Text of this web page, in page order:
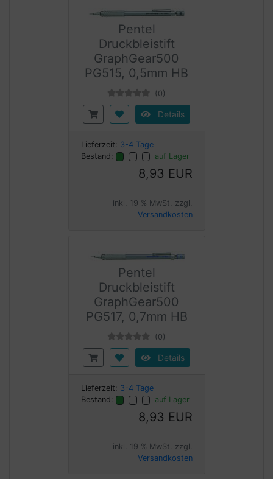
Pentel
Druckbleistift
GraphGear500
PG515, 0,5mm HB
(0)
Details
Lieferzeit: 3-4 Tage
Bestand:
auf Lager
8,93 EUR
inkl. 19 % MwSt. zzgl.
Versandkosten
Pentel
Druckbleistift
GraphGear500
PG517, 0,7mm HB
(0)
Details
Lieferzeit: 3-4 Tage
Bestand:
auf Lager
8,93 EUR
inkl. 19 % MwSt. zzgl.
Versandkosten